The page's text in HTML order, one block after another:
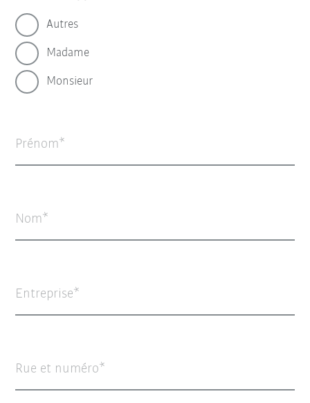
Autres
Madame
Monsieur
Prénom
Nom
Entreprise
Rue et numéro